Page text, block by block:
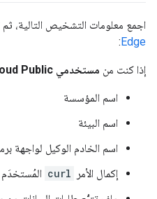
اجمع معلومات التشخيص التالية،
Edge
:
إذا كنت من مستخدمي Cloud Public
اسم المؤسسة
اسم البيئة
اسم الخادم الوكيل لواجهة
إكمال الأمر
curl المُستخدَم